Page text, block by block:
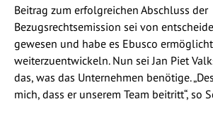
Beitrag zum erfolgreichen Abschluss der
Bezugsrechtsemission sei von
gewesen und habe es Ebusco
weiterzuentwickeln. Nun sei Jan Piet
das, was das Unternehmen benötige.
mich, dass er unserem Team beitritt“, so